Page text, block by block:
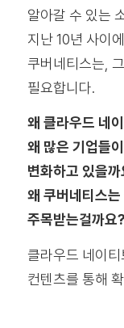
알아갈 수 있는
지난 10년 사이
쿠버네티스는,
필요합니다.
왜 클라우드 네
왜 많은 기업들
변화하고 있을
왜 쿠버네티스
주목받는걸까요?
클라우드 네이
컨텐츠를 통해